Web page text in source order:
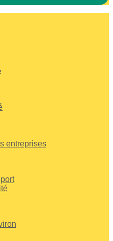
entreprises